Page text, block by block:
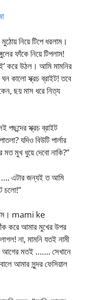
নিয়ে টিপে ধরলাম।
ফাঁকে নিয়ে টিপলাম!
করে উঠল। আমি মামনির
ঘন কালো স্ক্রচ ব্রাইট! তবে
ছয় মাস ধরে নিত্য
পছন্দের স্ক্রচ ব্রাইট
যদিও বিউটি পার্লার
মত মুখ ধুয়ে দেবো নাকি?”
…. এটার জন্যই ত আমি
চলো!”
mami ke
করে আমার মুখের উপর
না, মামনি যতই নামী
আগের মতই ……. সেখানে
আমার সুন্দর ফেসিয়াল